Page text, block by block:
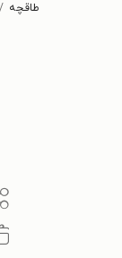
طاقچه